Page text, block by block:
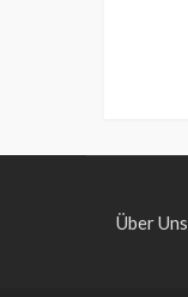
Über Uns